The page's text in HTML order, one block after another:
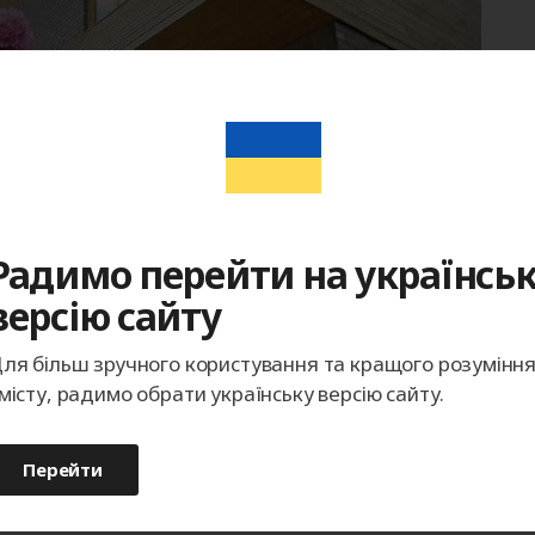
перейти на
сайту
більш зручного користування та кращого
радимо обрати українську версію сайту.
Перейти